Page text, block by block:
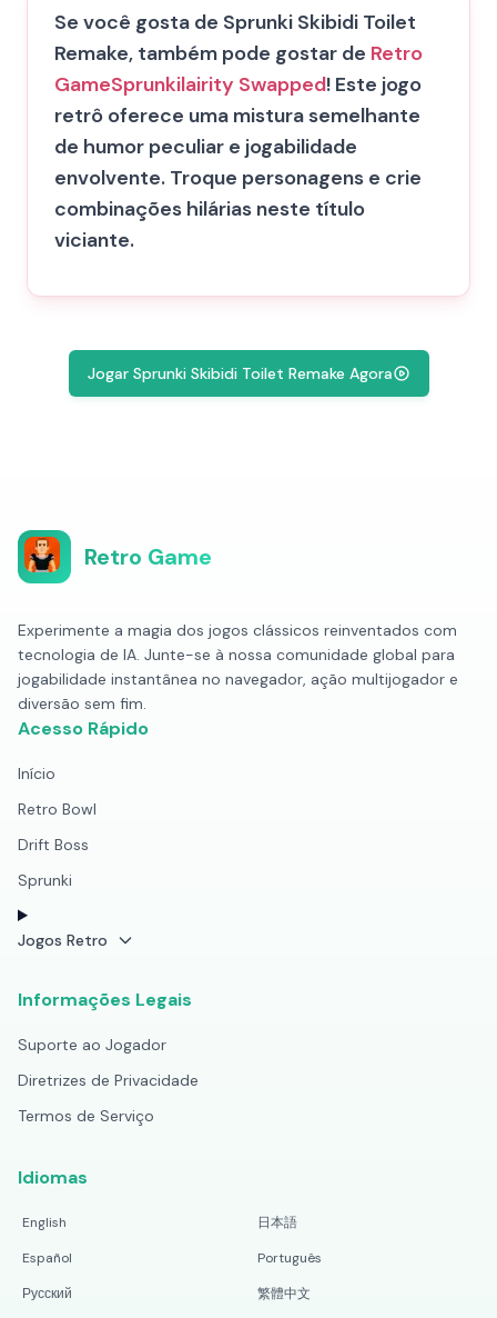
Se você gosta de Sprunki Skibidi Toilet
Remake, também pode gostar de Retro
GameSprunkilairity Swapped! Este jogo
retrô oferece uma mistura semelhante
de humor peculiar e jogabilidade
envolvente. Troque personagens e crie
combinações hilárias neste título
viciante.
Jogar Sprunki Skibidi Toilet Remake Agora
Retro Game
Experimente a magia dos jogos clássicos reinventados com
tecnologia de IA. Junte-se à nossa comunidade global para
jogabilidade instantânea no navegador, ação multijogador e
diversão sem fim.
Acesso Rápido
Início
Retro Bowl
Drift Boss
Sprunki
Jogos Retro
Informações Legais
Suporte ao Jogador
Diretrizes de Privacidade
Termos de Serviço
Idiomas
English
日本語
Español
Português
Русский
繁體中文